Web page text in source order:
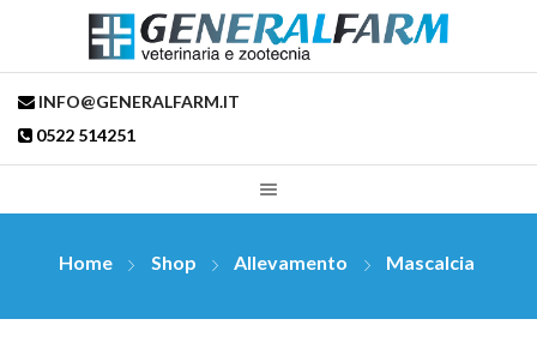
INFO@GENERALFARM.IT
0522 514251
Home Shop Allevamento Mascalcia